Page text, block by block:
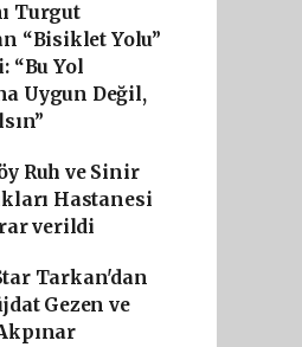
Turgut
“Bisiklet Yolu”
“Bu Yol
Uygun Değil,
Ruh ve Sinir
Hastanesi
verildi
Tarkan'dan
Gezen ve